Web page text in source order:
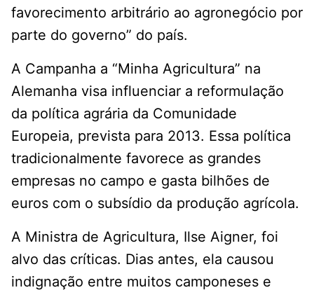
favorecimento arbitrário ao agronegócio por
parte do governo” do país.
A Campanha a “Minha Agricultura” na
Alemanha visa influenciar a reformulação
da política agrária da Comunidade
Europeia, prevista para 2013. Essa política
tradicionalmente favorece as grandes
empresas no campo e gasta bilhões de
euros com o subsídio da produção agrícola.
A Ministra de Agricultura, Ilse Aigner, foi
alvo das críticas. Dias antes, ela causou
indignação entre muitos camponeses e